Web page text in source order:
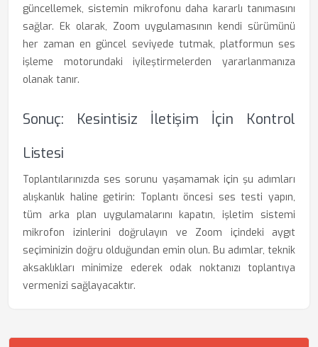
güncellemek, sistemin mikrofonu daha kararlı tanımasını
sağlar. Ek olarak, Zoom uygulamasının kendi sürümünü
her zaman en güncel seviyede tutmak, platformun ses
işleme motorundaki iyileştirmelerden yararlanmanıza
olanak tanır.
Sonuç: Kesintisiz İletişim İçin Kontrol
Listesi
Toplantılarınızda ses sorunu yaşamamak için şu adımları
alışkanlık haline getirin: Toplantı öncesi ses testi yapın,
tüm arka plan uygulamalarını kapatın, işletim sistemi
mikrofon izinlerini doğrulayın ve Zoom içindeki aygıt
seçiminizin doğru olduğundan emin olun. Bu adımlar, teknik
aksaklıkları minimize ederek odak noktanızı toplantıya
vermenizi sağlayacaktır.